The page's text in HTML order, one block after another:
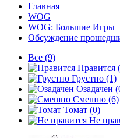
Главная
WOG
WOG: Большие Игры
Обсуждение
Все (9)
Нравится
Грустно (1)
Озадачен
Смешно (6)
Томат (0)
Не